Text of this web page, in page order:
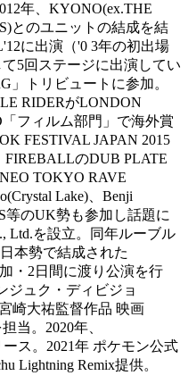
年、KYONO(ex.THE
とのユニットの結成を結
に出演（'0 3年の初出場
5回ステージに出演してい
」トリビュートに参加。
RIDERがLONDON
フィルム部門」で海外賞
FESTIVAL JAPAN 2015
のDUB PLATE
TOKYO RAVE
Lake)、Benji
等のUK勢も参加し話題に
Ltd.を設立。同年ルーブル
本勢で結成された
・2日間に渡り公演を行
ジュク・ディビジョ
崎大祐監督作品 映画
当。2020年、
ス。2021年 ポケモン公式
Lightning Remix提供。